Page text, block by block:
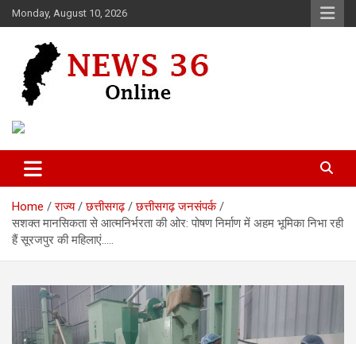
Skip
to
Monday, August 10, 2026
News 36
Home राज्य छत्तीसगढ़
छत्तीसगढ़ जनसंपर्क
सशक्त मानसिकता से आत्मनिर्भरता की ओर: पोषण निर्माण में अहम भूमिका निभा रही
हैं सूरजपुर की महिलाएं…..